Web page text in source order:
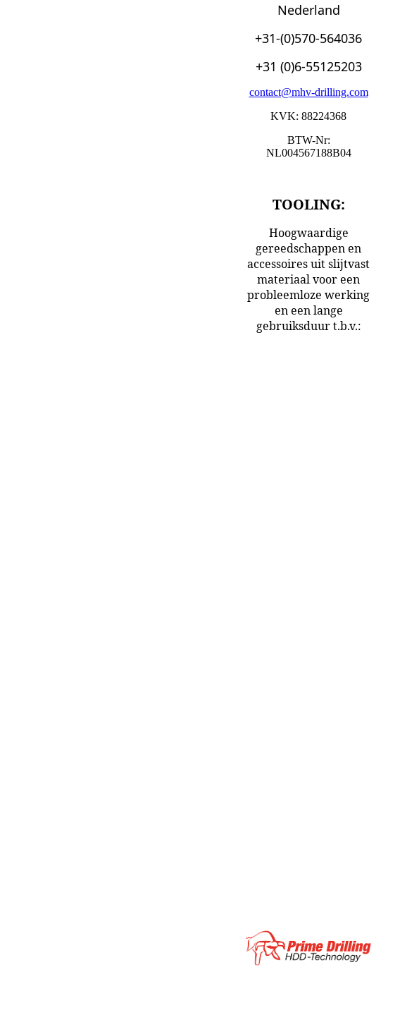
Nederland
+31-(0)570-564036
+31 (0)6-55125203
contact@mhv-drilling.com
KVK: 88224368
BTW-Nr:
NL004567188B04
TOOLING:
Hoogwaardige
gereedschappen en
accessoires uit slijtvast
materiaal voor een
probleemloze werking
en een lange
gebruiksduur t.b.v.: